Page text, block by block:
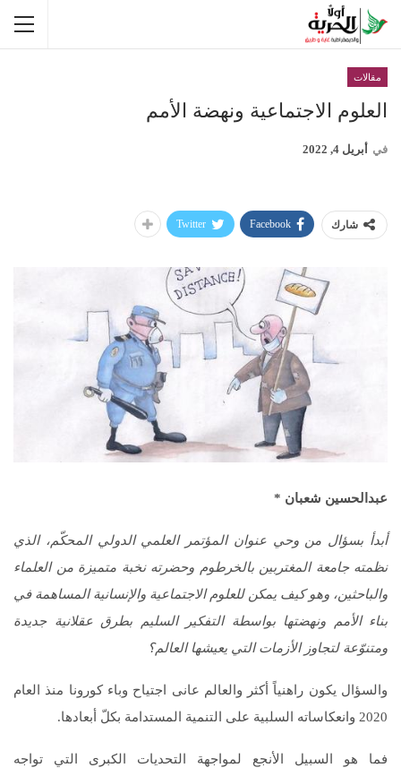
مقالات
العلوم الاجتماعية ونهضة الأمم
في أبريل 4, 2022
شارك Facebook
Twitter
عبدالحسين شعبان *
أبدأ بسؤال من وحي عنوان المؤتمر العلمي الدولي المحكّم، الذي
نظمته جامعة المغتربين بالخرطوم وحضرته نخبة متميزة من العلماء
والباحثين، وهو كيف يمكن للعلوم الاجتماعية والإنسانية المساهمة في
بناء الأمم ونهضتها بواسطة التفكير السليم بطرق عقلانية جديدة
ومتنوّعة لتجاوز الأزمات التي يعيشها العالم؟
والسؤال يكون راهنياً أكثر والعالم عانى اجتياح وباء كورونا منذ العام
2020 وانعكاساته السلبية على التنمية المستدامة بكلّ أبعادها.
فما هو السبيل الأنجع لمواجهة التحديات الكبرى التي تواجه